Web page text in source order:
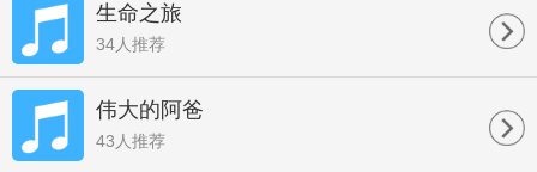
生命之旅
34人推荐
伟大的阿爸
43人推荐